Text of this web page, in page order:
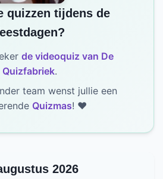
quizzen tijdens de
de videoquiz van De
Quizfabriek.
team wenst jullie een
Quizmas! ❤️
2026